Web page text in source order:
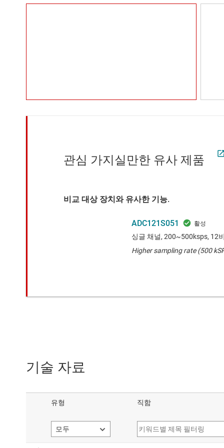
관심 가지실만한 유사 제품
비교 대상 장치와 유사한 기능.
ADC121S051
싱글 채널, 200~500ksps, 12
Higher sampling rate (500
기술 자료